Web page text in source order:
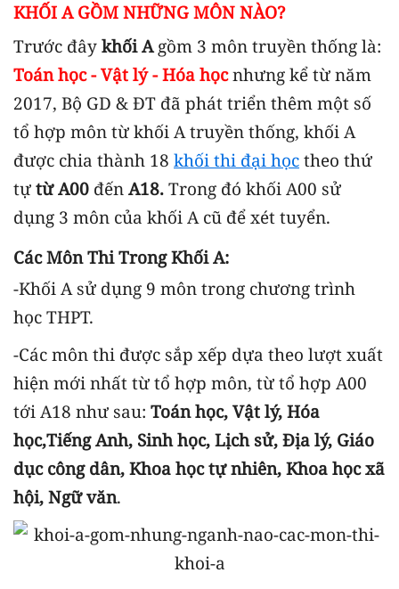
KHỐI A GỒM NHỮNG MÔN NÀO?
Trước đây khối Agồm 3 môn truyền thống là:
Toán học - Vật lý - Hóa họcnhưng kể từ năm
2017, Bộ GD & ĐT đã phát triển thêm một số
tổ hợp môn từ khối A truyền thống, khối A
được chia thành 18 khối thi đại học theo thứ
tự từ A00 đến A18. Trong đó khối A00 sử
dụng 3 môn của khối A cũ để xét tuyển.
Các Môn Thi Trong Khối A:
-Khối A sử dụng 9 môn trong chương trình
học THPT.
-Các môn thi được sắp xếp dựa theo lượt xuất
hiện mới nhất từ tổ hợp môn, từ tổ hợp A00
tới A18 như sau: Toán học, Vật lý, Hóa
học,Tiếng Anh, Sinh học, Lịch sử, Địa lý, Giáo
dục công dân, Khoa học tự nhiên, Khoa học xã
hội, Ngữ văn.